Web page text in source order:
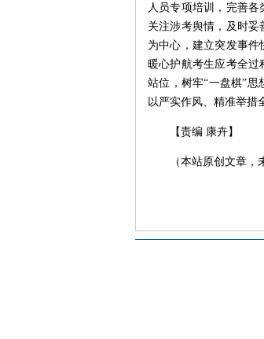
人员专项培训，完善
关注涉考舆情，及时
为中心，建立突发事件
暖心护航考生应考全过
站位，树牢“一盘棋”思
以严实作风、精准举措
【责编 康卉】
（本站原创文章，